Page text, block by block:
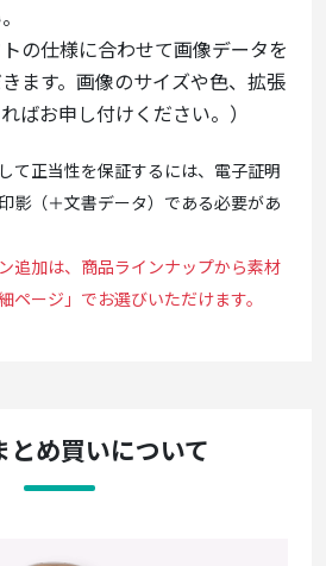
トの仕様に合わせて画像データを
ます。画像のサイズや色、拡張
ばお申し付けください。）
て正当性を保証するには、電子証明
影（＋文書データ）である必要があ
追加は、商品ラインナップから素材
ページ」でお選びいただけます。
とめ買いについて